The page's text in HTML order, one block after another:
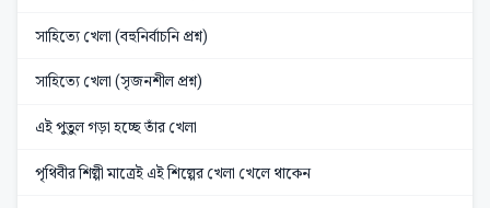
সাহিত্যে খেলা (বহুনির্বাচনি প্রশ্ন)
সাহিত্যে খেলা (সৃজনশীল প্রশ্ন)
এই পুতুল গড়া হচ্ছে তাঁর খেলা
পৃথিবীর শিল্পী মাত্রেই এই শিল্পের খেলা খেলে থাকেন